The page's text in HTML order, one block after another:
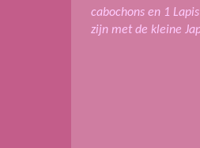
cabochons en 1
zijn met de kleine